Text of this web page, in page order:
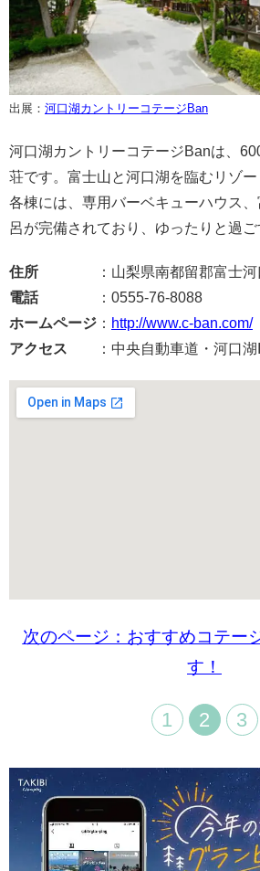
出展： 河口湖カントリーコテージBan
河口湖カントリーコテージBanは、
荘です。富士山と河口湖を臨むリゾー
各棟には、専用バーベキューハウス
呂が完備されており、ゆったりと過ご
住所 ：山梨県南都留郡富士河口
電話：0555-76-8088
ホームページ ： http://www.c-ban.com/
アクセス ：中央自動車道・河口湖
次のページ：おすすめコテー
す！
1 2 3